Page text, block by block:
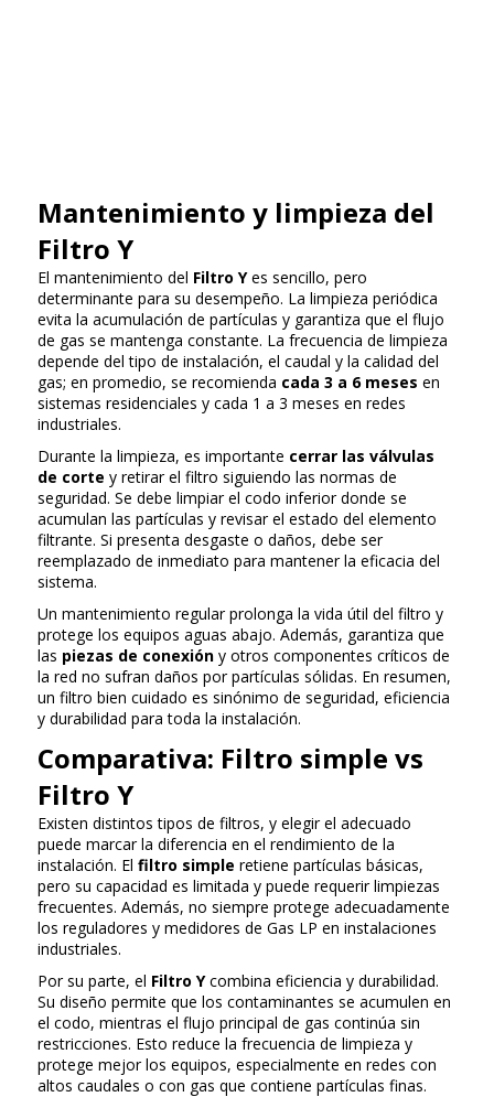
Mantenimiento y limpieza del
Filtro Y
El mantenimiento del Filtro Yes sencillo, pero
determinante para su desempeño. La limpieza periódica
evita la acumulación de partículas y garantiza que el flujo
de gas se mantenga constante. La frecuencia de limpieza
depende del tipo de instalación, el caudal y la calidad del
gas; en promedio, se recomienda cada 3 a 6 meses en
sistemas residenciales y cada 1 a 3 meses en redes
industriales.
Durante la limpieza, es importante cerrar las válvulas
de corte y retirar el filtro siguiendo las normas de
seguridad. Se debe limpiar el codo inferior donde se
acumulan las partículas y revisar el estado del elemento
filtrante. Si presenta desgaste o daños, debe ser
reemplazado de inmediato para mantener la eficacia del
sistema.
Un mantenimiento regular prolonga la vida útil del filtro y
protege los equipos aguas abajo. Además, garantiza que
las piezas de conexión y otros componentes críticos de
la red no sufran daños por partículas sólidas. En resumen,
un filtro bien cuidado es sinónimo de seguridad, eficiencia
y durabilidad para toda la instalación.
Comparativa: Filtro simple vs
Filtro Y
Existen distintos tipos de filtros, y elegir el adecuado
puede marcar la diferencia en el rendimiento de la
instalación. El filtro simple retiene partículas básicas,
pero su capacidad es limitada y puede requerir limpiezas
frecuentes. Además, no siempre protege adecuadamente
los reguladores y medidores de Gas LP en instalaciones
industriales.
Por su parte, el Filtro Ycombina eficiencia y durabilidad.
Su diseño permite que los contaminantes se acumulen en
el codo, mientras el flujo principal de gas continúa sin
restricciones. Esto reduce la frecuencia de limpieza y
protege mejor los equipos, especialmente en redes con
altos caudales o con gas que contiene partículas finas.